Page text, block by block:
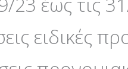
ειδικές